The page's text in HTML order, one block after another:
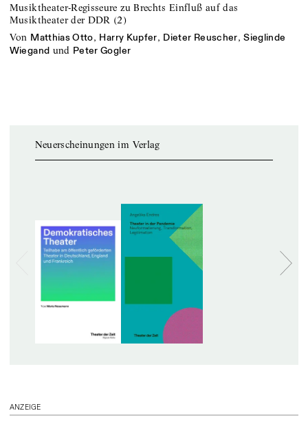
Musiktheater-Regisseure zu Brechts Einfluß auf das
Musiktheater der DDR (2)
von Matthias Otto, Harry Kupfer, Dieter Reuscher,Sieglinde
Wiegand und Peter Gogler
Neuerscheinungen im Verlag
ANZEIGE